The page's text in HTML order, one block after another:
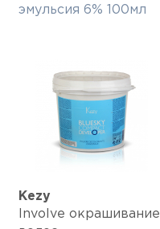
эмульсия 6% 100мл
Kezy
Involve окрашивание